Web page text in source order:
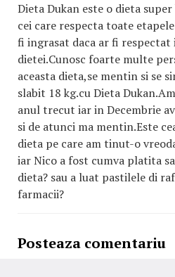
Dieta Dukan este o dieta
cei care respecta toate
fi ingrasat daca ar fi
dietei.Cunosc foarte multe
aceasta dieta,se mentin si se
slabit 18 kg.cu Dieta
anul trecut iar in Decembrie
si de atunci ma mentin.Este
dieta pe care am tinut-o
iar Nico a fost cumva platita
dieta? sau a luat pastilele di
farmacii?
Posteaza comentariu